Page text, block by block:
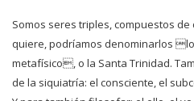
Somos seres triples, compuestos
quiere, podríamos denominarlos
metafísico, o la Santa Trinidad.
de la siquiatría: el consciente, el